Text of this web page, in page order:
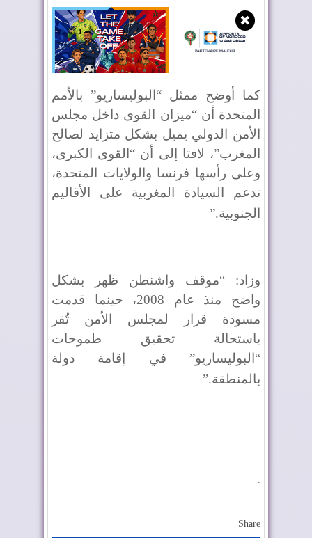
✖
كما أوضح ممثل “البوليساريو” بالأمم
المتحدة أن “ميزان القوى داخل مجلس
الأمن الدولي يميل بشكل متزايد لصالح
المغرب”، لافتا إلى أن “القوى الكبرى،
وعلى رأسها فرنسا والولايات المتحدة،
تدعم السيادة المغربية على الأقاليم
الجنوبية”.
وزاد: “موقف واشنطن ظهر بشكل
واضح منذ عام 2008، حينما قدمت
مسودة قرار لمجلس الأمن تُقر
باستحالة تحقيق طموحات
“البوليساريو” في إقامة دولة
بالمنطقة”.
Share